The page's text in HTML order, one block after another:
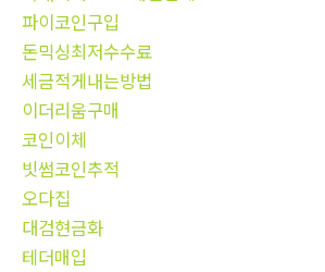
파이코인구입
돈믹싱최저수수료
세금적게내는방법
이더리움구매
코인이체
빗썸코인추적
오다집
대검현금화
테더매입